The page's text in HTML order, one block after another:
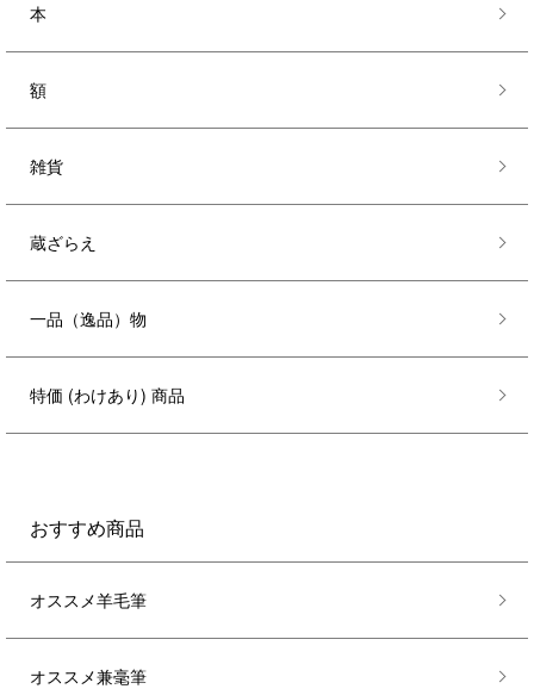
本
額
雑貨
蔵ざらえ
一品（逸品）物
特価 (わけあり) 商品
おすすめ商品
オススメ羊毛筆
オススメ兼毫筆